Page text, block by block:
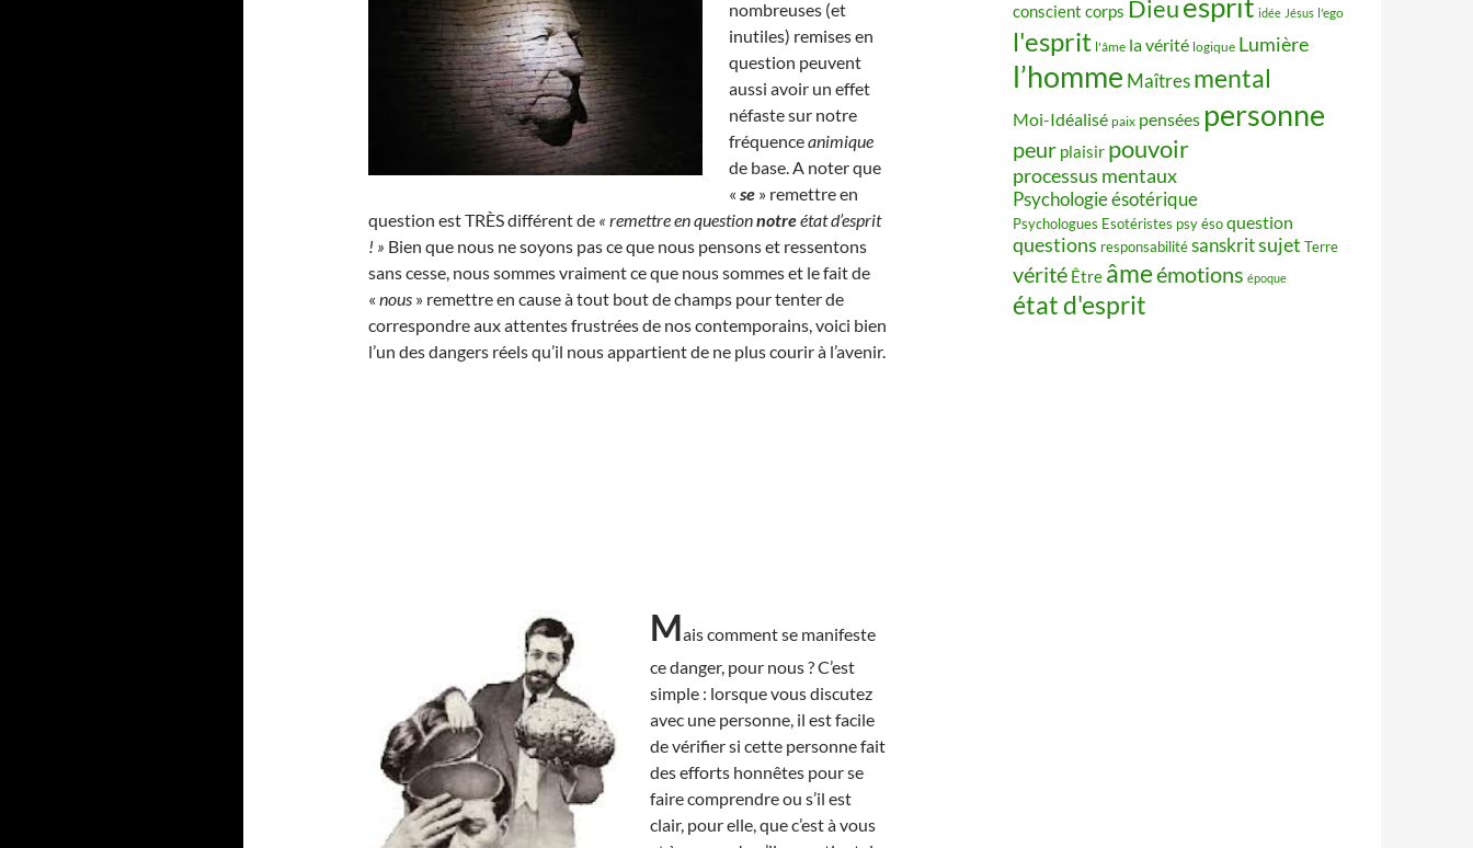
nombreuses (et
inutiles) remises en
question peuvent
aussi avoir un effet
néfaste sur notre
fréquenceanimique
de base. A noter que
« se » remettre en
question est TRÈS différent de « remettre en questionnotreétat d’esprit
! » Bien que nous ne soyons pas ce que nous pensons et ressentons
sans cesse, nous sommes vraiment ce que nous sommes et le fait de
« nous » remettre en cause à tout bout de champs pour tenter de
correspondre aux attentes frustrées de nos contemporains, voici bien
l’un des dangers réels qu’il nous appartient de ne plus courir à l’avenir.
Mais comment se manifeste
ce danger, pour nous ? C’est
simple : lorsque vous discutez
avec une personne, il est facile
de vérifier si cette personne fait
des efforts honnêtes pour se
faire comprendre ou s’il est
clair, pour elle, que c’est à vous
conscient corps Dieu idée Jésus l'ego
l'esprit l'âme la vérité logique Lumière
l’homme Maîtres mental
Moi-Idéalisé paix pensées personne
peur plaisir pouvoir
processus mentaux
Psychologie ésotérique
Psychologues Esotéristes psy ésoquestion
questions responsabilitésanskritsujet Terre
vérité Être âmeémotions époque
état d'esprit